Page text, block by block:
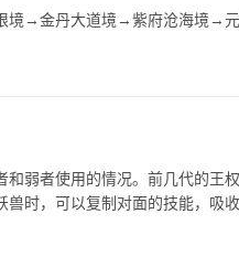
境→金丹大道境→紫府沧海境→元
弱者使用的情况。前几代的王
时，可以复制对面的技能，吸